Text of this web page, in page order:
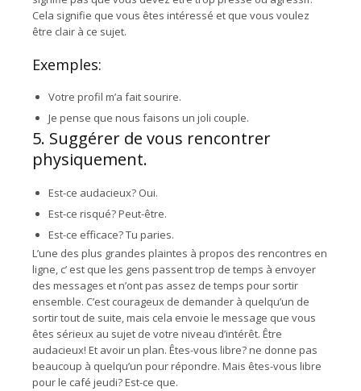
Cela signifie que vous êtes intéressé et que vous voulez
être clair à ce sujet.
Exemples:
Votre profil m’a fait sourire.
Je pense que nous faisons un joli couple.
5. Suggérer de vous rencontrer
physiquement.
Est-ce audacieux? Oui.
Est-ce risqué? Peut-être.
Est-ce efficace? Tu paries.
L’une des plus grandes plaintes à propos des rencontres en
ligne, c’ est que les gens passent trop de temps à envoyer
des messages et n’ont pas assez de temps pour sortir
ensemble. C’est courageux de demander à quelqu’un de
sortir tout de suite, mais cela envoie le message que vous
êtes sérieux au sujet de votre niveau d’intérêt. Être
audacieux! Et avoir un plan. Êtes-vous libre? ne donne pas
beaucoup à quelqu’un pour répondre. Mais êtes-vous libre
pour le café jeudi? Est-ce que.